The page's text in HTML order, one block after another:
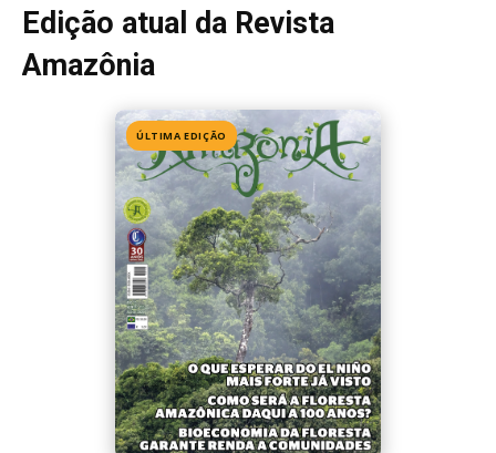
Edição 155· Julho 2026
📖 Ler agora
Mais lidas da semana